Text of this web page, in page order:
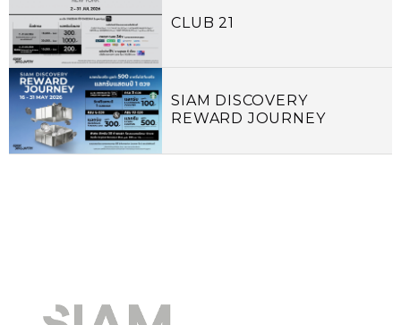
CLUB 21
SIAM DISCOVERY
REWARD JOURNEY